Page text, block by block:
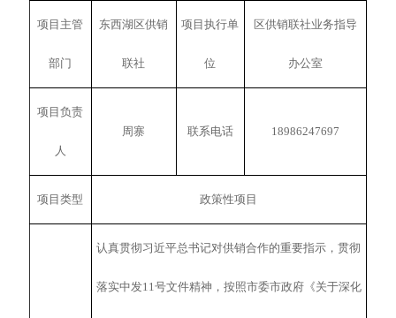
项目主管
部门
东西湖区供销
联社
项目执行单
位
区供销联社业务指导
办公室
项目负责
人
周寨 联系电话 18986247697
项目类型 政策性项目
认真贯彻习近平总书记对供销合作的重要指示，贯彻
落实中发11号文件精神，按照市委市政府《关于深化